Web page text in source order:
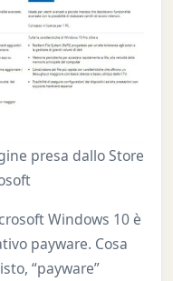
presa dallo Store
Windows 10 è
payware. Cosa
“payware”